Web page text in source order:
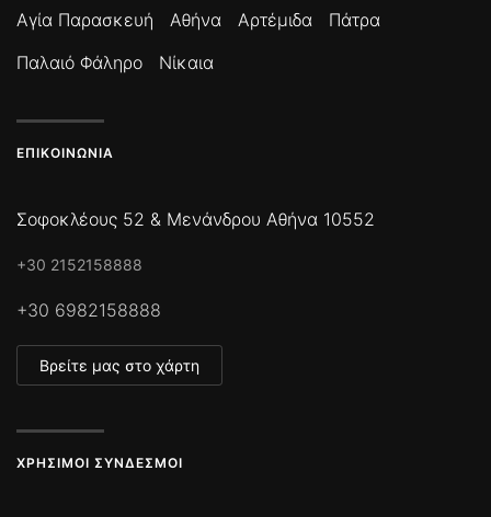
Αγία Παρασκευή
Αθήνα Αρτέμιδα
Πάτρα
Παλαιό Φάληρο
Νίκαια
ΕΠΙΚΟΙΝΩΝΊΑ
Σοφοκλέους 52 & Μενάνδρου Αθήνα 10552
+30 2152158888
+30 6982158888
Βρείτε μας στο χάρτη
ΧΡΉΣΙΜΟΙ ΣΎΝΔΕΣΜΟΙ